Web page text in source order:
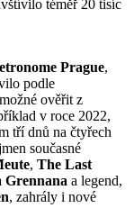
Prague,
podle
ověřit z
v roce 2022,
tří dnů na čtyřech
současné
, The Last
Grennana a legend,
, zahrály i nové